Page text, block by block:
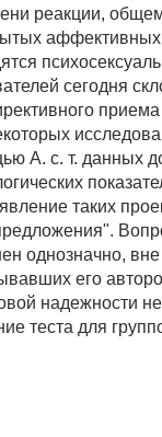
реакции,
сегодня
А. с. т. данных
таких
однозначно,
его
надежности
теста для